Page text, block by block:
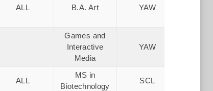
ALL B.A. Art YAW
Games and
Interactive
Media
YAW
ALL
MS in
Biotechnology
SCL